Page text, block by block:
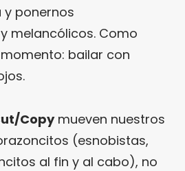
y ponernos
melancólicos. Como
bailar con
Copymueven nuestros
(esnobistas,
al fin y al cabo), no